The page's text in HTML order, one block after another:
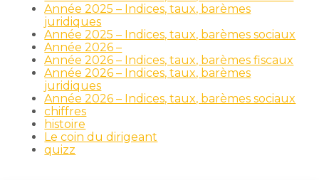
Année 2025 – Indices, taux, barèmes
juridiques
Année 2025 – Indices, taux, barèmes sociaux
Année 2026 –
Année 2026 – Indices, taux, barèmes fiscaux
Année 2026 – Indices, taux, barèmes
juridiques
Année 2026 – Indices, taux, barèmes sociaux
chiffres
histoire
Le coin du dirigeant
quizz